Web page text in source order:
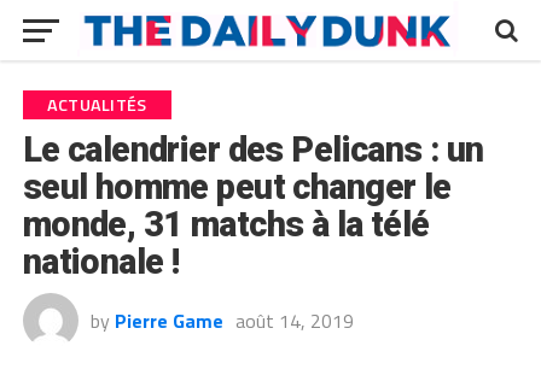
ACTUALITÉS
Le calendrier des Pelicans : un
seul homme peut changer le
monde, 31 matchs à la télé
nationale !
by Pierre Game août 14, 2019